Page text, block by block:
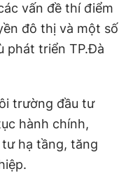
vấn đề thí điểm
đô thị và một số
phát triển TP.Đà
trường đầu tư
hành chính,
hạ tầng, tăng